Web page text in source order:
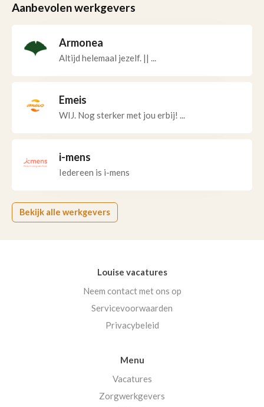
Aanbevolen werkgevers
Armonea
Altijd helemaal jezelf. || ...
Emeis
WIJ. Nog sterker met jou erbij! ...
i-mens
Iedereen is i-mens
Bekijk alle werkgevers
Louise vacatures
Neem contact met ons op
Servicevoorwaarden
Privacybeleid
Menu
Vacatures
Zorgwerkgevers